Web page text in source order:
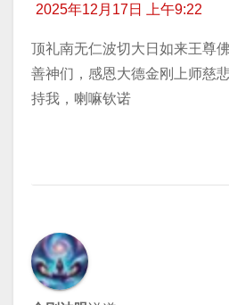
2025年12月17日 上午9:22
顶礼南无仁波切大日如来王尊
善神们，感恩大德金刚上师慈
持我，喇嘛钦诺